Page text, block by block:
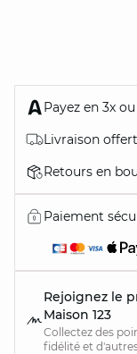
Payez en 3x
Livraison
Retours en
Paiement
Rejoignez le
Maison 123
Collectez des
fidélité et